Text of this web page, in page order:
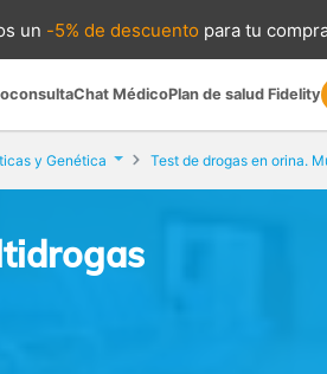
un -5% de descuento para tu
Chat MédicoPlan de salud Fidelity
y Genética